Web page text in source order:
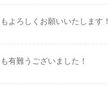
よろしくお願いいたします！
有難うございました！